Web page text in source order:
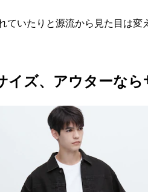
いたりと源流から見た目は変
イズ、アウターな